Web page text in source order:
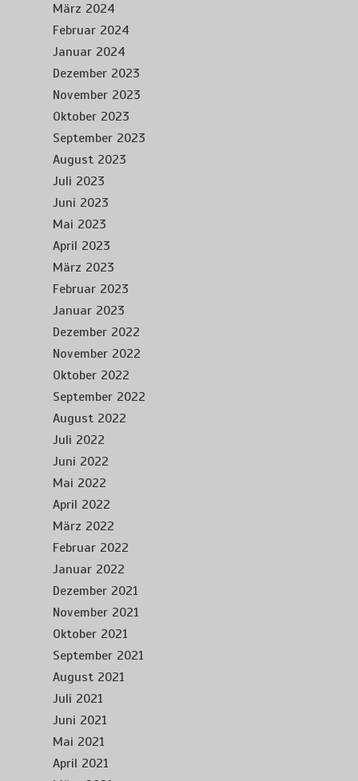
März 2024
Februar 2024
Januar 2024
Dezember 2023
November 2023
Oktober 2023
September 2023
August 2023
Juli 2023
Juni 2023
Mai 2023
April 2023
März 2023
Februar 2023
Januar 2023
Dezember 2022
November 2022
Oktober 2022
September 2022
August 2022
Juli 2022
Juni 2022
Mai 2022
April 2022
März 2022
Februar 2022
Januar 2022
Dezember 2021
November 2021
Oktober 2021
September 2021
August 2021
Juli 2021
Juni 2021
Mai 2021
April 2021